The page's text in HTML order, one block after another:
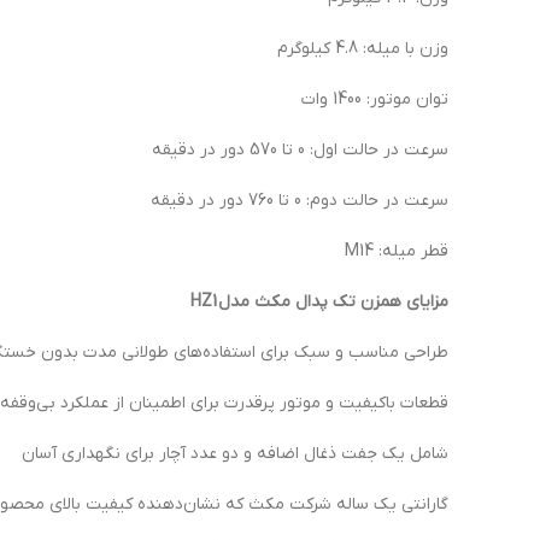
وزن با میله: 4.8 کیلوگرم
توان موتور: 1400 وات
سرعت در حالت اول: 0 تا 570 دور در دقیقه
سرعت در حالت دوم: 0 تا 760 دور در دقیقه
قطر میله: M14
مزایای همزن تک پدال مکث مدل
طراحی مناسب و سبک برای استفاده‌های طولانی مدت بدون
قطعات باکیفیت و موتور پرقدرت برای اطمینان از عملکرد بی‌وقفه
شامل یک جفت ذغال اضافه و دو عدد آچار برای نگهداری آسان
گارانتی یک ساله شرکت مکث که نشان‌دهنده کیفیت بالای